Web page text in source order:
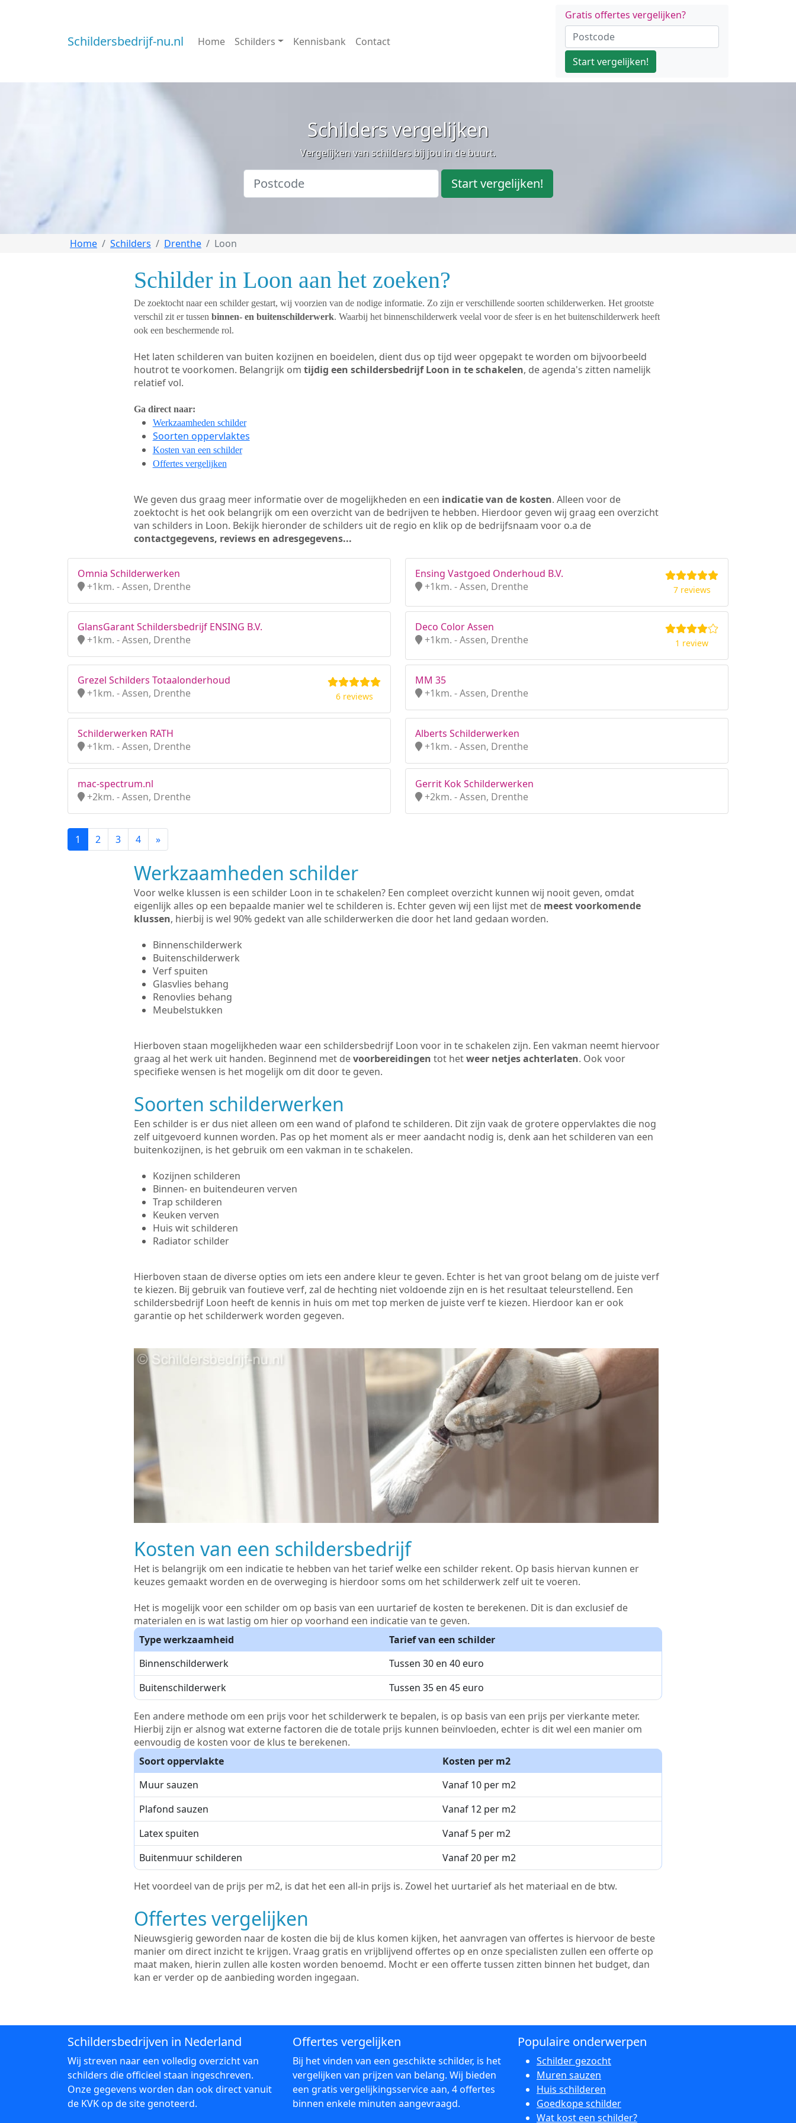
Schildersbedrijf-nu.nl Home Schilders Kennisbank Contact
Gratis offertes vergelijken?
Start vergelijken!
Schilders vergelijken
Vergelijken van schilders bij jou in de buurt.
Start vergelijken!
Home Schilders Drenthe Loon
Schilder in Loon aan het zoeken?
De zoektocht naar een schilder gestart, wij voorzien van de nodige informatie. Zo zijn er verschillende soorten schilderwerken. Het grootste
verschil zit er tussen binnen- en buitenschilderwerk. Waarbij het binnenschilderwerk veelal voor de sfeer is en het buitenschilderwerk heeft
ook een beschermende rol.
Het laten schilderen van buiten kozijnen en boeidelen, dient dus op tijd weer opgepakt te worden om bijvoorbeeld
houtrot te voorkomen. Belangrijk om tijdig een schildersbedrijf Loon in te schakelen, de agenda's zitten namelijk
relatief vol.
Ga direct naar:
Werkzaamheden schilder
Soorten oppervlaktes
Kosten van een schilder
Offertes vergelijken
We geven dus graag meer informatie over de mogelijkheden en een indicatie van de kosten. Alleen voor de
zoektocht is het ook belangrijk om een overzicht van de bedrijven te hebben. Hierdoor geven wij graag een overzicht
van schilders in Loon. Bekijk hieronder de schilders uit de regio en klik op de bedrijfsnaam voor o.a de
contactgegevens, reviews en adresgegevens...
Omnia Schilderwerken
+1km. - Assen, Drenthe
Ensing Vastgoed Onderhoud B.V.
+1km. - Assen, Drenthe
7 reviews
GlansGarant Schildersbedrijf ENSING B.V.
+1km. - Assen, Drenthe
Deco Color Assen
+1km. - Assen, Drenthe
1 review
Grezel Schilders Totaalonderhoud
+1km. - Assen, Drenthe
6 reviews
MM 35
+1km. - Assen, Drenthe
Schilderwerken RATH
+1km. - Assen, Drenthe
Alberts Schilderwerken
+1km. - Assen, Drenthe
mac-spectrum.nl
+2km. - Assen, Drenthe
Gerrit Kok Schilderwerken
+2km. - Assen, Drenthe
1 2 3 4 »
Werkzaamheden schilder
Voor welke klussen is een schilder Loon in te schakelen? Een compleet overzicht kunnen wij nooit geven, omdat
eigenlijk alles op een bepaalde manier wel te schilderen is. Echter geven wij een lijst met de meest voorkomende
klussen, hierbij is wel 90% gedekt van alle schilderwerken die door het land gedaan worden.
Binnenschilderwerk
Buitenschilderwerk
Verf spuiten
Glasvlies behang
Renovlies behang
Meubelstukken
Hierboven staan mogelijkheden waar een schildersbedrijf Loon voor in te schakelen zijn. Een vakman neemt hiervoor
graag al het werk uit handen. Beginnend met devoorbereidingen tot hetweer netjes achterlaten. Ook voor
specifieke wensen is het mogelijk om dit door te geven.
Soorten schilderwerken
Een schilder is er dus niet alleen om een wand of plafond te schilderen. Dit zijn vaak de grotere oppervlaktes die nog
zelf uitgevoerd kunnen worden. Pas op het moment als er meer aandacht nodig is, denk aan het schilderen van een
buitenkozijnen, is het gebruik om een vakman in te schakelen.
Kozijnen schilderen
Binnen- en buitendeuren verven
Trap schilderen
Keuken verven
Huis wit schilderen
Radiator schilder
Hierboven staan de diverse opties om iets een andere kleur te geven. Echter is het van groot belang om de juiste verf
te kiezen. Bij gebruik van foutieve verf, zal de hechting niet voldoende zijn en is het resultaat teleurstellend. Een
schildersbedrijf Loon heeft de kennis in huis om met top merken de juiste verf te kiezen. Hierdoor kan er ook
garantie op het schilderwerk worden gegeven.
Kosten van een schildersbedrijf
Het is belangrijk om een indicatie te hebben van het tarief welke een schilder rekent. Op basis hiervan kunnen er
keuzes gemaakt worden en de overweging is hierdoor soms om het schilderwerk zelf uit te voeren.
Het is mogelijk voor een schilder om op basis van een uurtarief de kosten te berekenen. Dit is dan exclusief de
materialen en is wat lastig om hier op voorhand een indicatie van te geven.
Type werkzaamheid
Tarief van een schilder
Binnenschilderwerk
Tussen 30 en 40 euro
Buitenschilderwerk
Tussen 35 en 45 euro
Een andere methode om een prijs voor het schilderwerk te bepalen, is op basis van een prijs per vierkante meter.
Hierbij zijn er alsnog wat externe factoren die de totale prijs kunnen beïnvloeden, echter is dit wel een manier om
eenvoudig de kosten voor de klus te berekenen.
Soort oppervlakte
Kosten per m2
Muur sauzen
Vanaf 10 per m2
Plafond sauzen
Vanaf 12 per m2
Latex spuiten
Vanaf 5 per m2
Buitenmuur schilderen
Vanaf 20 per m2
Het voordeel van de prijs per m2, is dat het een all-in prijs is. Zowel het uurtarief als het materiaal en de btw.
Offertes vergelijken
Nieuwsgierig geworden naar de kosten die bij de klus komen kijken, het aanvragen van offertes is hiervoor de beste
manier om direct inzicht te krijgen. Vraag gratis en vrijblijvend offertes op en onze specialisten zullen een offerte op
maat maken, hierin zullen alle kosten worden benoemd. Mocht er een offerte tussen zitten binnen het budget, dan
kan er verder op de aanbieding worden ingegaan.
Schildersbedrijven in Nederland
Wij streven naar een volledig overzicht van
schilders die officieel staan ingeschreven.
Onze gegevens worden dan ook direct vanuit
de KVK op de site genoteerd.
Offertes vergelijken
Bij het vinden van een geschikte schilder, is het
vergelijken van prijzen van belang. Wij bieden
een gratis vergelijkingsservice aan, 4 offertes
binnen enkele minuten aangevraagd.
Populaire onderwerpen
Schilder gezocht
Muren sauzen
Huis schilderen
Goedkope schilder
Wat kost een schilder?